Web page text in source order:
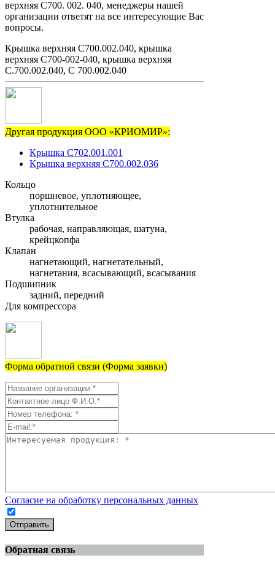
верхняя С700. 002. 040, менеджеры нашей
организации ответят на все интересующие Вас
вопросы.
Крышка верхняя С700.002.040, крышка
верхняя С700-002-040, крышка верхняя
С.700.002.040, С 700.002.040
Другая продукция ООО «КРИОМИР»:
Крышка С702.001.001
Крышка верхняя С700.002.036
Кольцо
поршневое, уплотняющее,
уплотнительное
Втулка
рабочая, направляющая, шатуна,
крейцкопфа
Клапан
нагнетающий, нагнетательный,
нагнетания, всасывающий, всасывания
Подшипник
задний, передний
Для компрессора
Форма обратной связи (Форма заявки)
Согласие на обработку персональных данных
Отправить
Обратная связь